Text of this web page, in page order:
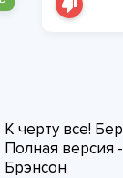
К черту все!
Полная версия
Брэнсон